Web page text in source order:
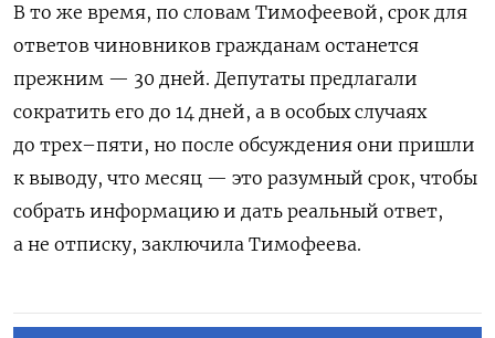
В то же время, по словам Тимофеевой, срок для
ответов чиновников гражданам останется
прежним — 30 дней. Депутаты предлагали
сократить его до 14 дней, а в особых случаях
до трех–пяти, но после обсуждения они пришли
к выводу, что месяц — это разумный срок, чтобы
собрать информацию и дать реальный ответ,
а не отписку, заключила Тимофеева.